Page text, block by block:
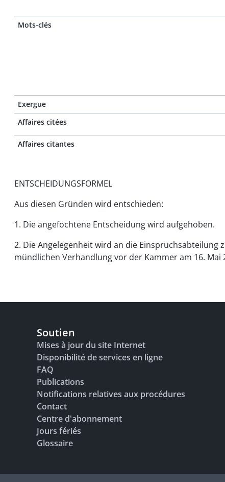
Mots-clés
Exergue
Affaires citées
Affaires citantes
ENTSCHEIDUNGSFORMEL
Aus diesen Gründen wird entschieden:
1. Die angefochtene Entscheidung wird aufgehoben.
2. Die Angelegenheit wird an die
mündlichen Verhandlung vor der Kammer am 16.
Soutien
Mises à jour du site Internet
Disponibilité de services en ligne
FAQ
Publications
Notifications relatives aux procédures
Contact
Centre d'abonnement
Jours fériés
Glossaire